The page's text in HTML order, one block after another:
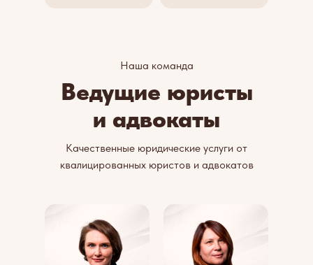
Ведущие юристы
и адвокаты
Наша команда
Качественные юридические услуги от
квалицированных юристов и адвокатов